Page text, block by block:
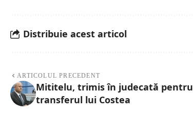
Distribuie acest articol
ARTICOLUL PRECEDENT
Mititelu, trimis în judecată pentru
transferul lui Costea